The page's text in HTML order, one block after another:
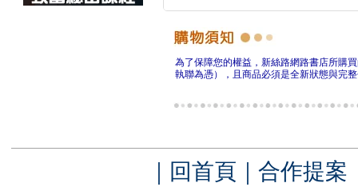
為了保障您的權益，新絲路網路書店所購
執聯為憑），且商品必須是全新狀態與完
｜ 回首頁 ｜ 合作提案